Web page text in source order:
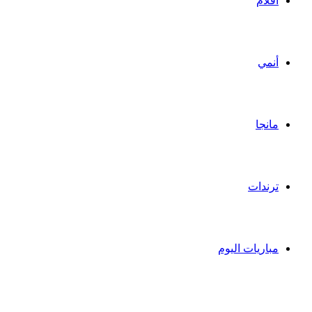
أنمي
مانجا
ترندات
مباريات اليوم